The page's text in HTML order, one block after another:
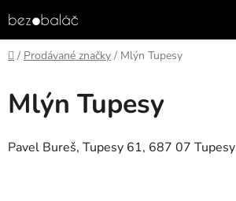
na
obsah
Domů
/ Prodávané značky / Mlýn Tupesy
Mlýn Tupesy
Pavel Bureš, Tupesy 61, 687 07 Tupesy